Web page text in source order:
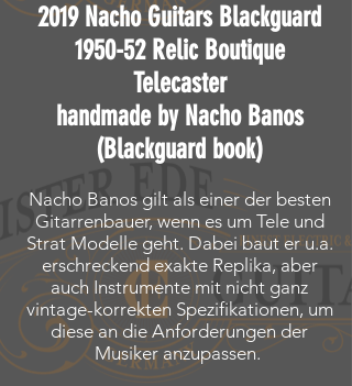
2019 Nacho Guitars Blackguard
1950-52 Relic Boutique
Telecaster
handmade by Nacho Banos
(Blackguard book)
Nacho Banos gilt als einer der besten
Gitarrenbauer, wenn es um Tele und
Strat Modelle geht. Dabei baut er u.a.
erschreckend exakte Replika, aber
auch Instrumente mit nicht ganz
vintage-korrekten Spezifikationen, um
diese an die Anforderungen der
Musiker anzupassen.